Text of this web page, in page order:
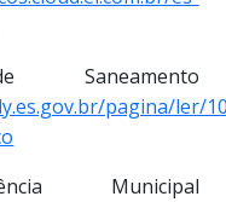
pagina/ler/
Municipal